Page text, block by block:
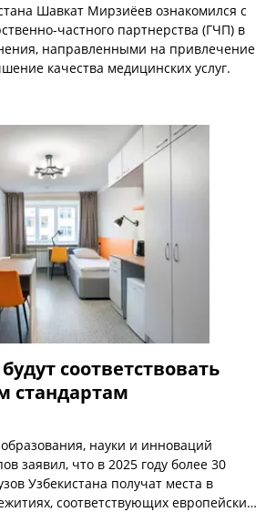
Шавкат Мирзиёев ознакомился с
частного партнерства (ГЧП) в
направленными на привлечение
качества медицинских услуг.
соответствовать
стандартам
науки и инноваций
заявил, что в 2025 году более 30
Узбекистана получат места в
соответствующих европейским